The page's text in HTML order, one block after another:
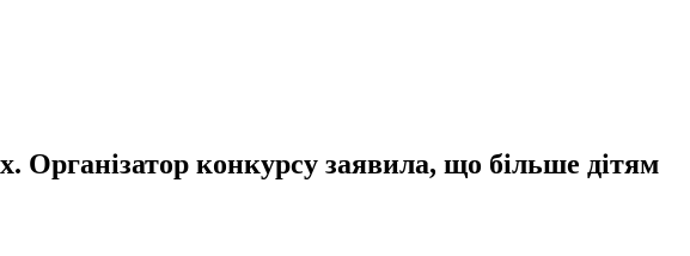
Організатор конкурсу заявила, що більше дітям